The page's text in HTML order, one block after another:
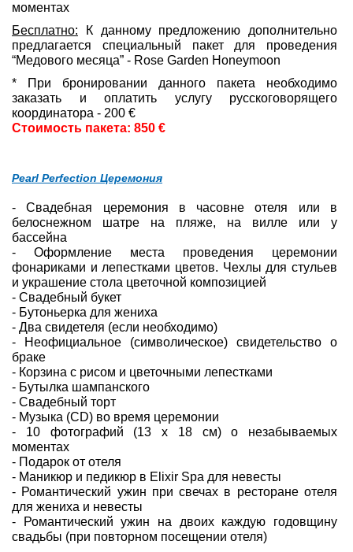
моментах
Бесплатно: К данному предложению дополнительно
предлагается специальный пакет для проведения
“Медового месяца” - Rose Garden Honeymoon
* При бронировании данного пакета необходимо
заказать и оплатить услугу русскоговорящего
координатора - 200 €
Стоимость пакета: 850 €
Pearl Perfection Церемония
- Свадебная церемония в часовне отеля или в
белоснежном шатре на пляже, на вилле или у
бассейна
- Оформление места проведения церемонии
фонариками и лепестками цветов. Чехлы для стульев
и украшение стола цветочной композицией
- Свадебный букет
- Бутоньерка для жениха
- Два свидетеля (если необходимо)
- Неофициальное (символическое) свидетельство о
браке
- Корзина с рисом и цветочными лепестками
- Бутылка шампанского
- Свадебный торт
- Музыка (CD) во время церемонии
- 10 фотографий (13 x 18 см) о незабываемых
моментах
- Подарок от отеля
- Маникюр и педикюр в Elixir Spa для невесты
- Романтический ужин при свечах в ресторане отеля
для жениха и невесты
- Романтический ужин на двоих каждую годовщину
свадьбы (при повторном посещении отеля)